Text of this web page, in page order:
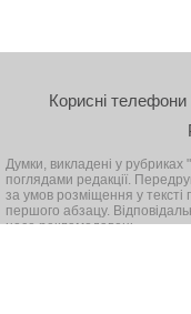
Корисні телефони
Думки, викладені у рубриках
поглядами редакції.
за умов розміщення у тексті
першого абзацу.
несе рекламодавець